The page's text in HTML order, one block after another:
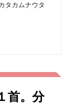
タカムナウタ
首。分